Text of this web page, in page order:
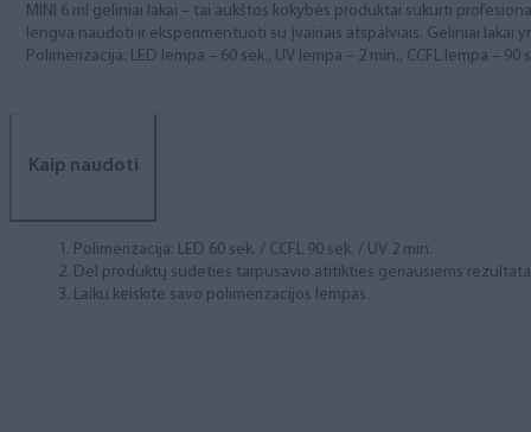
MINI 6 ml geliniai lakai – tai aukštos kokybės produktai sukurti
lengva naudoti ir eksperimentuoti su įvairiais atspalviais. Geliniai lakai
Polimerizacija: LED lempa – 60 sek., UV lempa – 2 min., CCFL lempa – 90
Kaip naudoti
Polimerizacija: LED 60 sek. / CCFL 90 sek. / UV 2 min.
Dėl produktų sudėties tarpusavio atitikties geriausiems
Laiku keiskite savo polimerizacijos lempas.